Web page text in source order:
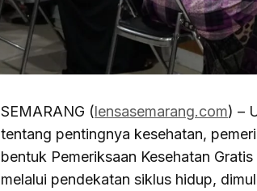
SEMARANG (lensasemarang.com) –
tentang pentingnya kesehatan,
bentuk Pemeriksaan Kesehatan
melalui pendekatan siklus hidup,